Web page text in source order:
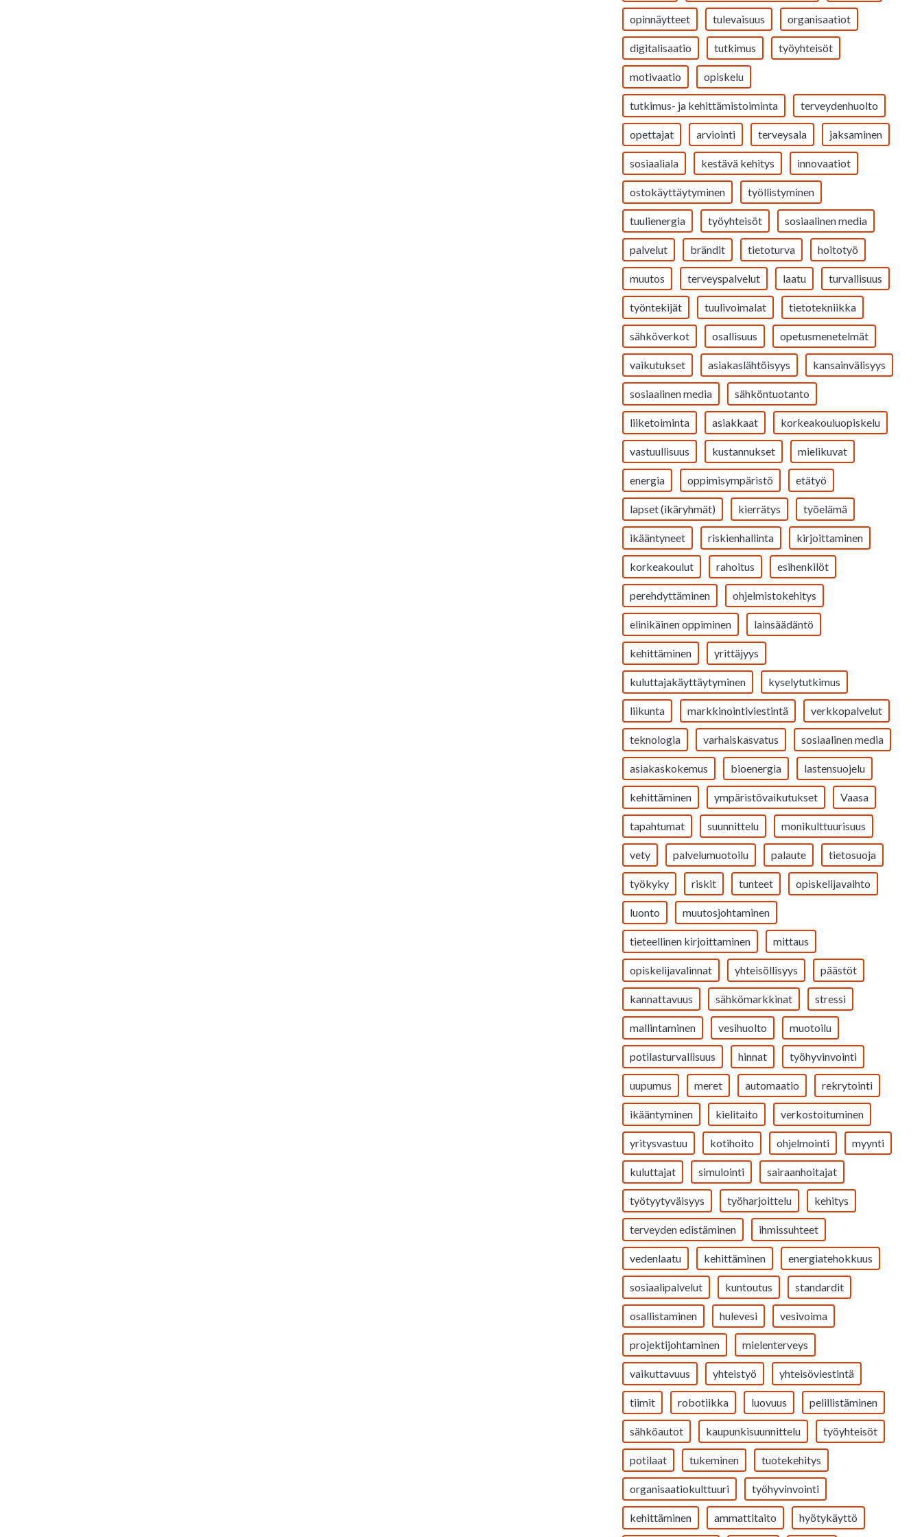
opinnäytteet tulevaisuus organisaatiot
digitalisaatio tutkimus työyhteisöt
motivaatio opiskelu
tutkimus- ja kehittämistoiminta terveydenhuolto
opettajat arviointi terveysala jaksaminen
sosiaaliala kestävä kehitys innovaatiot
ostokäyttäytyminen työllistyminen
tuulienergia työyhteisöt sosiaalinen media
palvelut brändit tietoturva hoitotyö
muutos terveyspalvelut laatu turvallisuus
työntekijät tuulivoimalat tietotekniikka
sähköverkot osallisuus opetusmenetelmät
vaikutukset asiakaslähtöisyys kansainvälisyys
sosiaalinen media sähköntuotanto
liiketoiminta asiakkaat korkeakouluopiskelu
vastuullisuus kustannukset mielikuvat
energia oppimisympäristö etätyö
lapset (ikäryhmät) kierrätys työelämä
ikääntyneet riskienhallinta kirjoittaminen
korkeakoulut rahoitus esihenkilöt
perehdyttäminen ohjelmistokehitys
elinikäinen oppiminen lainsäädäntö
kehittäminen yrittäjyys
kuluttajakäyttäytyminen kyselytutkimus
liikunta markkinointiviestintä verkkopalvelut
teknologia varhaiskasvatus sosiaalinen media
asiakaskokemus bioenergia lastensuojelu
kehittäminen ympäristövaikutukset Vaasa
tapahtumat suunnittelu monikulttuurisuus
vety palvelumuotoilu palaute tietosuoja
työkyky riskit tunteet opiskelijavaihto
luonto muutosjohtaminen
tieteellinen kirjoittaminen mittaus
opiskelijavalinnat yhteisöllisyys päästöt
kannattavuus sähkömarkkinat stressi
mallintaminen vesihuolto muotoilu
potilasturvallisuus hinnat työhyvinvointi
uupumus meret automaatio rekrytointi
ikääntyminen kielitaito verkostoituminen
yritysvastuu kotihoito ohjelmointi myynti
kuluttajat simulointi sairaanhoitajat
työtyytyväisyys työharjoittelu kehitys
terveyden edistäminen ihmissuhteet
vedenlaatu kehittäminen energiatehokkuus
sosiaalipalvelut kuntoutus standardit
osallistaminen hulevesi vesivoima
projektijohtaminen mielenterveys
vaikuttavuus yhteistyö yhteisöviestintä
tiimit robotiikka luovuus pelillistäminen
sähköautot kaupunkisuunnittelu työyhteisöt
potilaat tukeminen tuotekehitys
organisaatiokulttuuri työhyvinvointi
kehittäminen ammattitaito hyötykäyttö